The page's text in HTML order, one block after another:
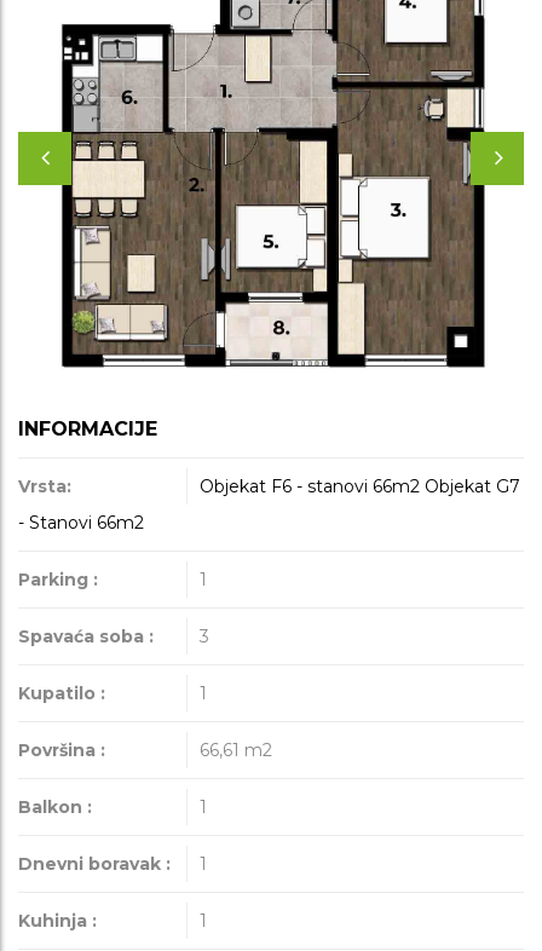
INFORMACIJE
Vrsta: Objekat F6 - stanovi 66m2 Objekat G7
- Stanovi 66m2
Parking : 1
Spavaća soba : 3
Kupatilo : 1
Površina : 66,61 m2
Balkon : 1
Dnevni boravak : 1
Kuhinja : 1